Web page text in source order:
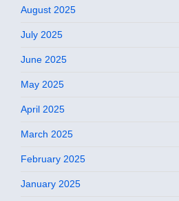
August 2025
July 2025
June 2025
May 2025
April 2025
March 2025
February 2025
January 2025